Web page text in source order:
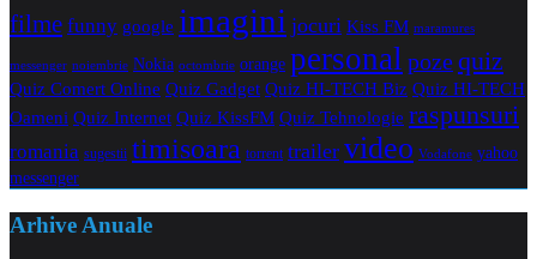
filme funny google imagini jocuri Kiss FM maramures
messenger noiembrie Nokia octombrie orange personal pozequiz
Quiz Comert Online Quiz Gadget Quiz HI-TECH Biz Quiz HI-TECH
Oameni Quiz Internet Quiz KissFM Quiz Tehnologie raspunsuri
romania sugestii timisoara torrent trailer video Vodafone yahoo
messenger
Arhive Anuale